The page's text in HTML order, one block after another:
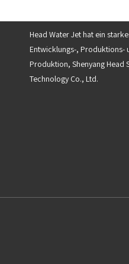
Head Water Jet hat ein
Entwicklungs-, Produktions-
Produktion, Shenyang Head
Technology Co., Ltd.